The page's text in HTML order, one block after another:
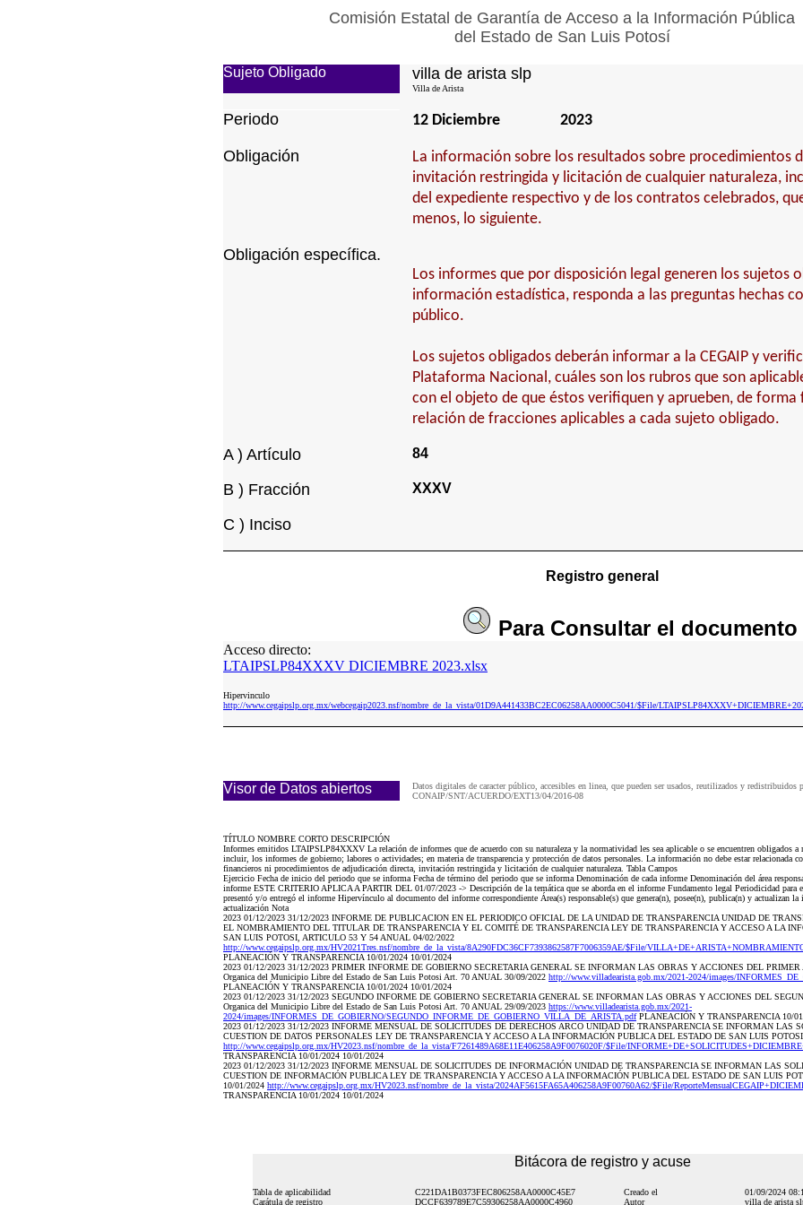
Comisión Estatal de Garantía de Acceso a la Información Pública
del Estado de San Luis Potosí
Sujeto Obligado villa de arista slp
Villa de Arista
Periodo 12 Diciembre 2023
Obligación
La información sobre los resultados sobre procedimientos
invitación restringida y licitación de cualquier naturaleza,
del expediente respectivo y de los contratos celebrados,
menos, lo siguiente.
Obligación específica.
Los informes que por disposición legal generen los sujetos
información estadística, responda a las preguntas hechas
público.
Los sujetos obligados deberán informar a la CEGAIP y
Plataforma Nacional, cuáles son los rubros que son
con el objeto de que éstos verifiquen y aprueben, de forma
relación de fracciones aplicables a cada sujeto obligado.
A ) Artículo 84
B ) Fracción XXXV
C ) Inciso
Registro general
Para Consultarel documento
Acceso directo:
LTAIPSLP84XXXV DICIEMBRE 2023.xlsx
Hipervinculo
http://www.cegaipslp.org.mx/webcegaip2023.nsf/nombre_de_la_vista/01D9A441433BC2EC06258AA0000C5041/$File/
Visor de Datos abiertos
Datos digitales de caracter público, accesibles en linea, que pueden ser usados, reutilizados y redistribuidos
CONAIP/SNT/ACUERDO/EXT13/04/2016-08
TÍTULO NOMBRE CORTO DESCRIPCIÓN
Informes emitidos LTAIPSLP84XXXV La relación de informes que de acuerdo con su naturaleza y la normatividad les sea aplicable o se encuentren obligados
incluir, los informes de gobierno; labores o actividades; en materia de transparencia y protección de datos personales. La información no debe estar relacionada
financieros ni procedimientos de adjudicación directa, invitación restringida y licitación de cualquier naturaleza. Tabla Campos
Ejercicio Fecha de inicio del periodo que se informa Fecha de término del periodo que se informa Denominación de cada informe Denominación del área
informe ESTE CRITERIO APLICA A PARTIR DEL 01/07/2023 -> Descripción de la temática que se aborda en el informe Fundamento legal Periodicidad para
presentó y/o entregó el informe Hipervínculo al documento del informe correspondiente Área(s) responsable(s) que genera(n), posee(n), publica(n) y actualizan
actualización Nota
2023 01/12/2023 31/12/2023 INFORME DE PUBLICACION EN EL PERIODICO OFICIAL DE LA UNIDAD DE TRANSPARENCIA UNIDAD DE
EL NOMBRAMIENTO DEL TITULAR DE TRANSPARENCIA Y EL COMITÉ DE TRANSPARENCIA LEY DE TRANSPARENCIA Y ACCESO A LA
SAN LUIS POTOSI, ARTICULO 53 Y 54 ANUAL 04/02/2022
http://www.cegaipslp.org.mx/HV2021Tres.nsf/nombre_de_la_vista/8A290FDC36CF7393862587F7006359AE/$File/
PLANEACIÓN Y TRANSPARENCIA 10/01/2024 10/01/2024
2023 01/12/2023 31/12/2023 PRIMER INFORME DE GOBIERNO SECRETARIA GENERAL SE INFORMAN LAS OBRAS Y ACCIONES DEL
Organica del Municipio Libre del Estado de San Luis Potosi Art. 70 ANUAL 30/09/2022 http://www.villadearista.gob.mx/2021-2024/images/
PLANEACIÓN Y TRANSPARENCIA 10/01/2024 10/01/2024
2023 01/12/2023 31/12/2023 SEGUNDO INFORME DE GOBIERNO SECRETARIA GENERAL SE INFORMAN LAS OBRAS Y ACCIONES DEL
Organica del Municipio Libre del Estado de San Luis Potosi Art. 70 ANUAL 29/09/2023 https://www.villadearista.gob.mx/2021-
2024/images/INFORMES_DE_GOBIERNO/SEGUNDO_INFORME_DE_GOBIERNO_VILLA_DE_ARISTA.pdfPLANEACIÓN Y TRANSPARENCIA 10/
2023 01/12/2023 31/12/2023 INFORME MENSUAL DE SOLICITUDES DE DERECHOS ARCO UNIDAD DE TRANSPARENCIA SE INFORMAN LAS
CUESTION DE DATOS PERSONALES LEY DE TRANSPARENCIA Y ACCESO A LA INFORMACIÓN PUBLICA DEL ESTADO DE SAN LUIS
http://www.cegaipslp.org.mx/HV2023.nsf/nombre_de_la_vista/F7261489A68E11E406258A9F0076020F/$File/
TRANSPARENCIA 10/01/2024 10/01/2024
2023 01/12/2023 31/12/2023 INFORME MENSUAL DE SOLICITUDES DE INFORMACIÓN UNIDAD DE TRANSPARENCIA SE INFORMAN LAS
CUESTION DE INFORMACIÓN PUBLICA LEY DE TRANSPARENCIA Y ACCESO A LA INFORMACIÓN PUBLICA DEL ESTADO DE SAN LUIS
10/01/2024 http://www.cegaipslp.org.mx/HV2023.nsf/nombre_de_la_vista/2024AF5615FA65A406258A9F00760A62/$File/
TRANSPARENCIA 10/01/2024 10/01/2024
Bitácora de registro y acuse
Tabla de aplicabilidad C221DA1B0373FEC806258AA0000C45E7 Creado el
01/09/2024
Carátula de registro
DCCF639789E7C59306258AA0000C4960 Autor villa de arista